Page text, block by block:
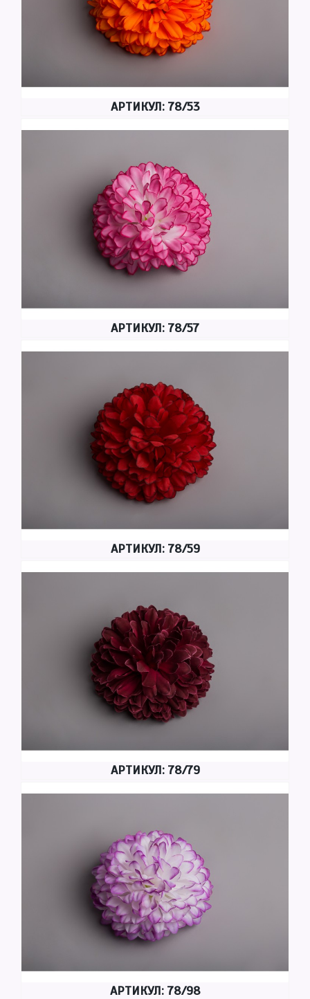
АРТИКУЛ: 78/53
АРТИКУЛ: 78/57
АРТИКУЛ: 78/59
АРТИКУЛ: 78/79
АРТИКУЛ: 78/98